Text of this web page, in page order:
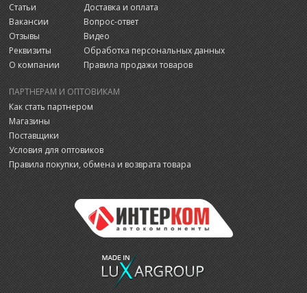
Статьи
Вакансии
Отзывы
Реквизиты
О компании
Доставка и оплата
Вопрос-ответ
Видео
Обработка персональных данных
Правила продажи товаров
ПАРТНЕРАМ И ОПТОВИКАМ
Как стать партнером
Магазины
Поставщики
Условия для оптовиков
Правила покупки, обмена и возврата товара